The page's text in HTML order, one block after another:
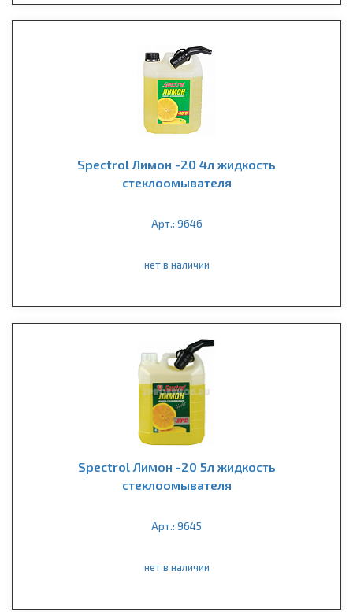
Spectrol Лимон -20 4л жидкость
стеклоомывателя
Арт.: 9646
нет в наличии
Spectrol Лимон -20 5л жидкость
стеклоомывателя
Арт.: 9645
нет в наличии